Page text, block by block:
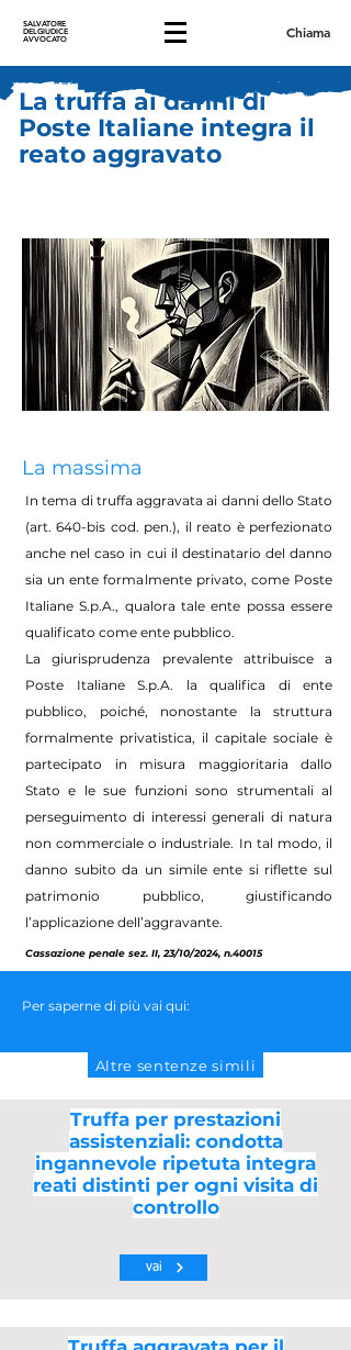
SALVATORE
DELGIUDICE
AVVOCATO Chiama
La truffa ai danni di
Poste Italiane integra il
reato aggravato
La massima
In tema di truffa aggravata ai danni dello Stato
(art. 640-bis cod. pen.), il reato è perfezionato
anche nel caso in cui il destinatario del danno
sia un ente formalmente privato, come Poste
Italiane S.p.A., qualora tale ente possa essere
qualificato come ente pubblico.
La giurisprudenza prevalente attribuisce a
Poste Italiane S.p.A. la qualifica di ente
pubblico, poiché, nonostante la struttura
formalmente privatistica, il capitale sociale è
partecipato in misura maggioritaria dallo
Stato e le sue funzioni sono strumentali al
perseguimento di interessi generali di natura
non commerciale o industriale. In tal modo, il
danno subito da un simile ente si riflette sul
patrimonio pubblico, giustificando
l’applicazione dell’aggravante.
Cassazione penale sez. II, 23/10/2024, n.40015
Per saperne di più vai qui:
Altre sentenze simili
Truffa per prestazioni
assistenziali: condotta
ingannevole ripetuta integra
reati distinti per ogni visita di
controllo
vai